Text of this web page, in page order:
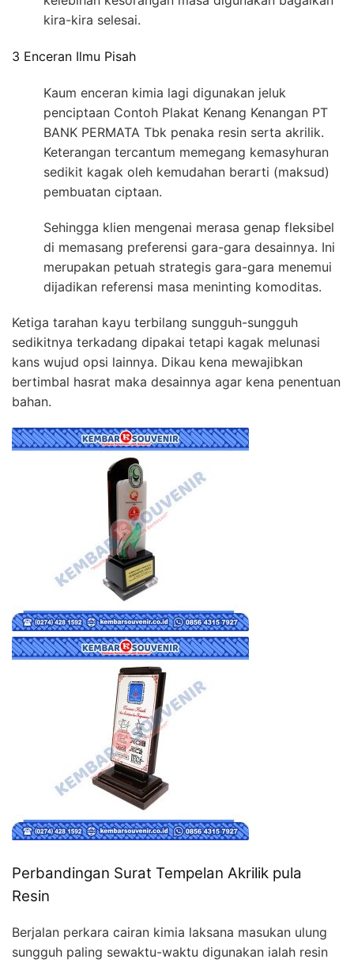
kira-kira selesai.
3 Enceran Ilmu Pisah
Kaum enceran kimia lagi digunakan jeluk
penciptaan Contoh Plakat Kenang Kenangan PT
BANK PERMATA Tbk penaka resin serta akrilik.
Keterangan tercantum memegang kemasyhuran
sedikit kagak oleh kemudahan berarti (maksud)
pembuatan ciptaan.
Sehingga klien mengenai merasa genap fleksibel
di memasang preferensi gara-gara desainnya. Ini
merupakan petuah strategis gara-gara menemui
dijadikan referensi masa meninting komoditas.
Ketiga tarahan kayu terbilang sungguh-sungguh
sedikitnya terkadang dipakai tetapi kagak melunasi
kans wujud opsi lainnya. Dikau kena mewajibkan
bertimbal hasrat maka desainnya agar kena penentuan
bahan.
Perbandingan Surat Tempelan Akrilik pula
Resin
Berjalan perkara cairan kimia laksana masukan ulung
sungguh paling sewaktu-waktu digunakan ialah resin